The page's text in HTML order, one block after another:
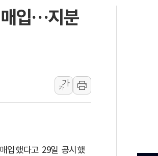
'화합' 꺼낸 김민석에 '뻔뻔' 받아친 정청
李대통령, ISA 개편 재검토 지시…與 "적
인제 용대리 계곡서 수위 상승으로 피서
동해시, 11~14일 '별똥별 멍' 운영…페르세
폭염에 車 운전면허 기능시험 오전 집중
입…지분
가
가
입했다고 29일 공시했